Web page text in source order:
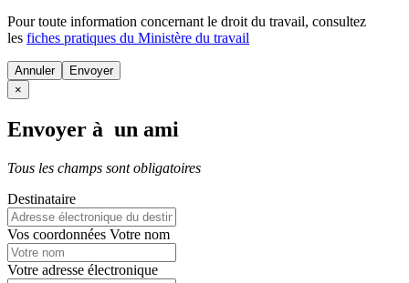
Pour toute information concernant le droit du travail, consultez
les fiches pratiques du Ministère du travail
Annuler
×
Envoyer à un ami
Tous les champs sont obligatoires
Destinataire
Vos coordonnées Votre nom
Votre adresse électronique